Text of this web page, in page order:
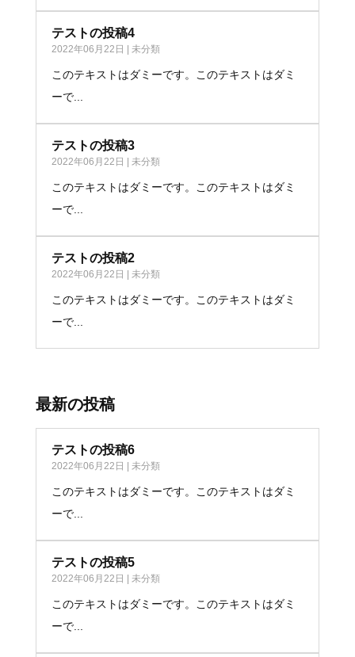
テストの投稿4
2022年06月22日 | 未分類
このテキストはダミーです。このテキストはダミ
ーで...
テストの投稿3
2022年06月22日 | 未分類
このテキストはダミーです。このテキストはダミ
ーで...
テストの投稿2
2022年06月22日 | 未分類
このテキストはダミーです。このテキストはダミ
ーで...
最新の投稿
テストの投稿6
2022年06月22日 | 未分類
このテキストはダミーです。このテキストはダミ
ーで...
テストの投稿5
2022年06月22日 | 未分類
このテキストはダミーです。このテキストはダミ
ーで...